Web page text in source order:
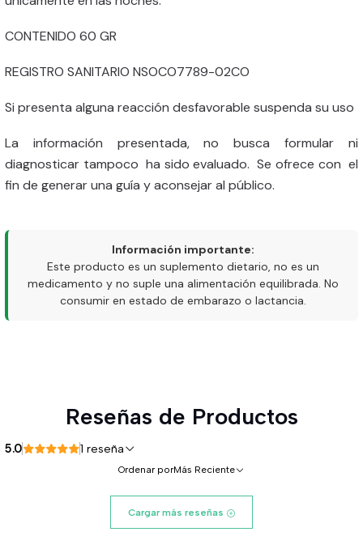
CONTENIDO 60 GR
REGISTRO SANITARIO NSOCO7789-02CO
Si presenta alguna reacción desfavorable suspenda su uso
La información presentada, no busca formular ni
diagnosticar tampoco ha sido evaluado. Se ofrece con el
fin de generar una guía y aconsejar al público.
Información importante:
Este producto es un suplemento dietario, no es un
medicamento y no suple una alimentación equilibrada. No
consumir en estado de embarazo o lactancia.
Reseñas de Productos
5.0 1 reseña
Ordenar porMás Reciente
Cargar más reseñas